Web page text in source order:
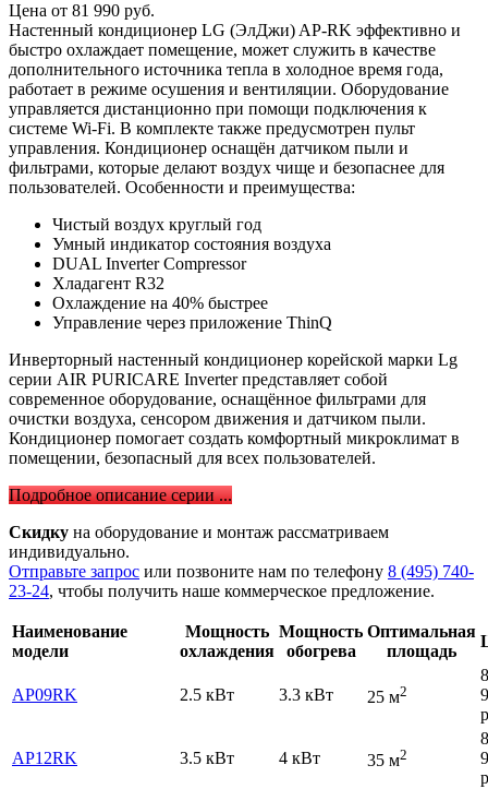
Цена от 81 990 руб.
Настенный кондиционер LG (ЭлДжи) AP-RK эффективно и
быстро охлаждает помещение, может служить в качестве
дополнительного источника тепла в холодное время года,
работает в режиме осушения и вентиляции. Оборудование
управляется дистанционно при помощи подключения к
системе Wi-Fi. В комплекте также предусмотрен пульт
управления. Кондиционер оснащён датчиком пыли и
фильтрами, которые делают воздух чище и безопаснее для
пользователей. Особенности и преимущества:
Чистый воздух круглый год
Умный индикатор состояния воздуха
DUAL Inverter Compressor
Хладагент R32
Охлаждение на 40% быстрее
Управление через приложение ThinQ
Инверторный настенный кондиционер корейской марки Lg
серии AIR PURICARE Inverter представляет собой
современное оборудование, оснащённое фильтрами для
очистки воздуха, сенсором движения и датчиком пыли.
Кондиционер помогает создать комфортный микроклимат в
помещении, безопасный для всех пользователей.
Подробное описание серии ...
Скидку на оборудование и монтаж рассматриваем
индивидуально.
Отправьте запрос или позвоните нам по телефону 8 (495) 740-
23-24, чтобы получить наше коммерческое предложение.
Наименование
модели
Мощность
охлаждения
Мощность
обогрева
Оптимальная
площадь
AP09RK 2.5 кВт 3.3 кВт 25 м2
AP12RK 3.5 кВт 4 кВт 35 м2